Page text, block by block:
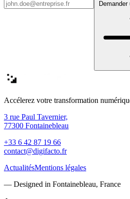
Accélerez votre transformation
3 rue Paul Tavernier,
77300 Fontainebleau
+33 6 42 87 19 66
contact@digifacto.fr
ActualitésMentions légales
— Designed in Fontainebleau, France